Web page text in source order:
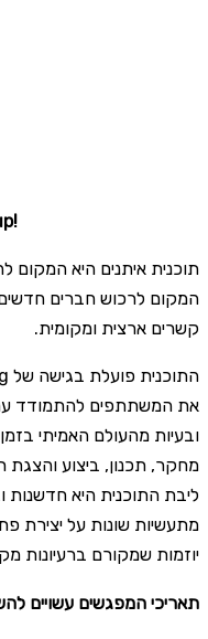
תוכנית איתנים היא המקום
המקום לרכוש חברים
קשרים ארצית ומקומית.
את המשתתפים להתמודד
ובעיות מהעולם האמיתי
מחקר, תכנון, ביצוע והצגת
ליבת התוכנית היא חדשנות
מתעשיות שונות על יצירת
יוזמות שמקורם ברעיונות
.תאריכי המפגשים עשויים